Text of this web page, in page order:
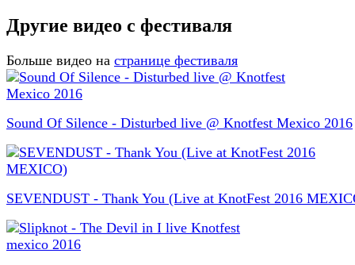
Другие видео с фестиваля
Больше видео на странице фестиваля
Sound Of Silence - Disturbed live @ Knotfest Mexico 2016
SEVENDUST - Thank You (Live at KnotFest 2016